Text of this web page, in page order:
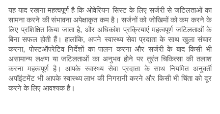
यह याद रखना महत्वपूर्ण है कि ओवेरियन सिस्ट के लिए सर्जरी से जटिलताओं का
सामना करने की संभावना अपेक्षाकृत कम है। सर्जनों को जोखिमों को कम करने के
लिए प्रशिक्षित किया जाता है, और अधिकांश प्रक्रियाएं महत्वपूर्ण जटिलताओं के
बिना सफल होती हैं। हालांकि, अपने स्वास्थ्य सेवा प्रदाता के साथ खुला संचार
करना, पोस्टऑपरेटिव निर्देशों का पालन करना और सर्जरी के बाद किसी भी
असामान्य लक्षण या जटिलताओं का अनुभव होने पर तुरंत चिकित्सा की तलाश
करना महत्वपूर्ण है। आपके स्वास्थ्य सेवा प्रदाता के साथ नियमित अनुवर्ती
अपॉइंटमेंट भी आपके स्वास्थ्य लाभ की निगरानी करने और किसी भी चिंता को दूर
करने के लिए आवश्यक है।